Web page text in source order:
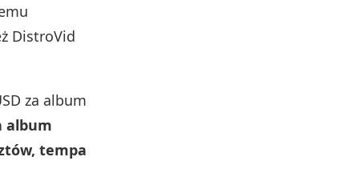
DistroVid
za album
album
tempa